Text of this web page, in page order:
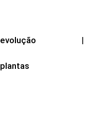
evolução
|
plantas